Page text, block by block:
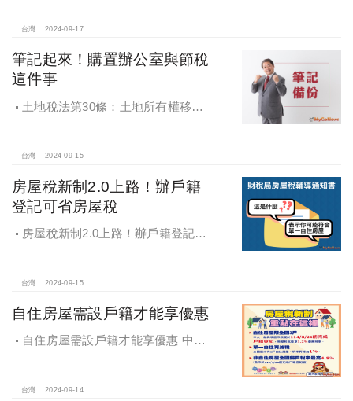
台灣 2024-09-17
筆記起來！購置辦公室與節稅
這件事
土地稅法第30條：土地所有權移轉
台灣 2024-09-15
房屋稅新制2.0上路！辦戶籍
登記可省房屋稅
房屋稅新制2.0上路！辦戶籍登記可
台灣 2024-09-15
自住房屋需設戶籍才能享優惠
自住房屋需設戶籍才能享優惠 中市
台灣 2024-09-14